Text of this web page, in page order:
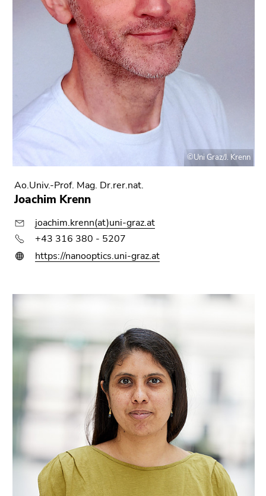
©Uni Graz/J. Krenn
Ao.Univ.-Prof. Mag. Dr.rer.nat.
Joachim Krenn
joachim.krenn(at)uni-graz.at
+43 316 380 - 5207
https://nanooptics.uni-graz.at